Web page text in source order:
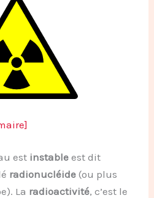
est instable est dit
radionucléide (ou plus
La radioactivité, c’est le